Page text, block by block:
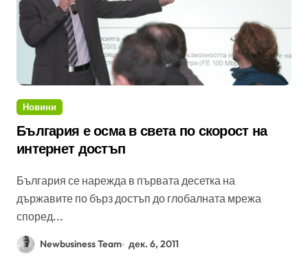
Новини
България е осма в света по скорост на
интернет достъп
България се нарежда в първата десетка на
държавите по бърз достъп до глобалната мрежа
според...
Newbusiness Team дек. 6, 2011